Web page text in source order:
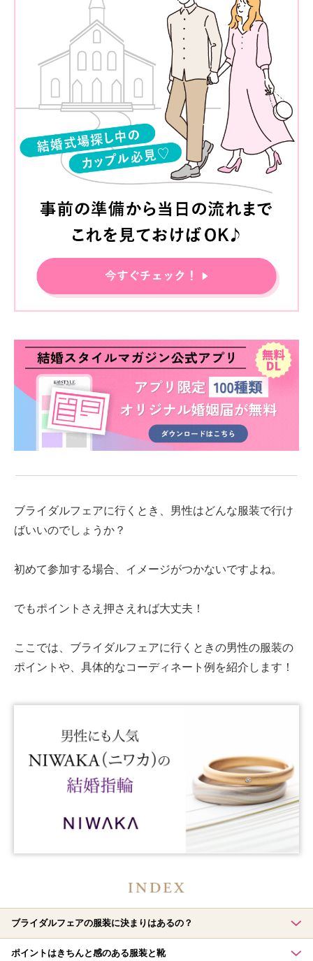
ブライダルフェアに行くとき、男性はどんな服装で行け
ばいいのでしょうか？
初めて参加する場合、イメージがつかないですよね。
でもポイントさえ押さえれば大丈夫！
ここでは、ブライダルフェアに行くときの男性の服装の
ポイントや、具体的なコーディネート例を紹介します！
ブライダルフェアの服装に決まりはあるの？
ポイントはきちんと感のある服装と靴